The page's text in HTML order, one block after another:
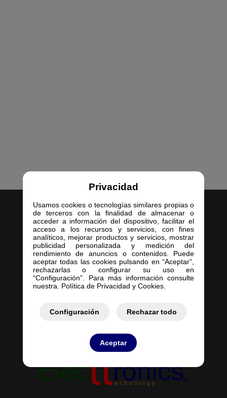
Privacidad
Usamos cookies o tecnologías similares propias o
de terceros con la finalidad de almacenar o
acceder a información del dispositivo, facilitar el
acceso a los recursos y servicios, con fines
analíticos, mejorar productos y servicios, mostrar
publicidad personalizada y medición del
rendimiento de anuncios o contenidos. Puede
aceptar todas las cookies pulsando en “Aceptar”,
rechazarlas o configurar su uso en
“Configuración”. Para más información consulte
nuestra. Política de Privacidad y Cookies.
Configuración Rechazar todo
Aceptar
Inicio
Empresa
Servicios
Contacto
Mis Presupuestos